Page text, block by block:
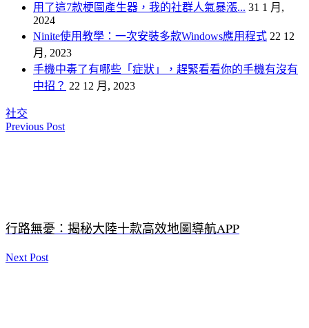
用了這7款梗圖產生器，我的社群人氣暴漲... 31 1 月,
2024
Ninite使用教學：一次安裝多款Windows應用程式 22 12
月, 2023
手機中毒了有哪些「症狀」，趕緊看看你的手機有沒有
中招？ 22 12 月, 2023
社交
Previous Post
行路無憂：揭秘大陸十款高效地圖導航APP
Next Post